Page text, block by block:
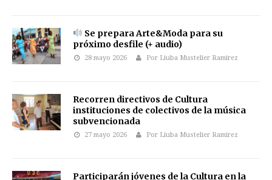
Se prepara Arte&Moda para su
próximo desfile (+ audio)
28 mayo 2026 Por Liuba Mustelier Ramirez
Recorren directivos de Cultura
instituciones de colectivos de la música
subvencionada
27 mayo 2026 Por Liuba Mustelier Ramirez
Participarán jóvenes de la Cultura en la